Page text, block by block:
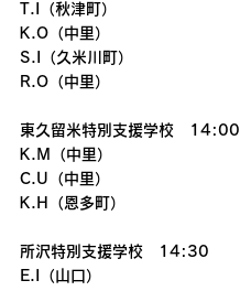
T.I（秋津町）
K.O（中里）
S.I（久米川町）
R.O（中里）
東久留米特別支援学校　14:00
K.M（中里）
C.U（中里）
K.H（恩多町）
所沢特別支援学校　14:30
E.I（山口）